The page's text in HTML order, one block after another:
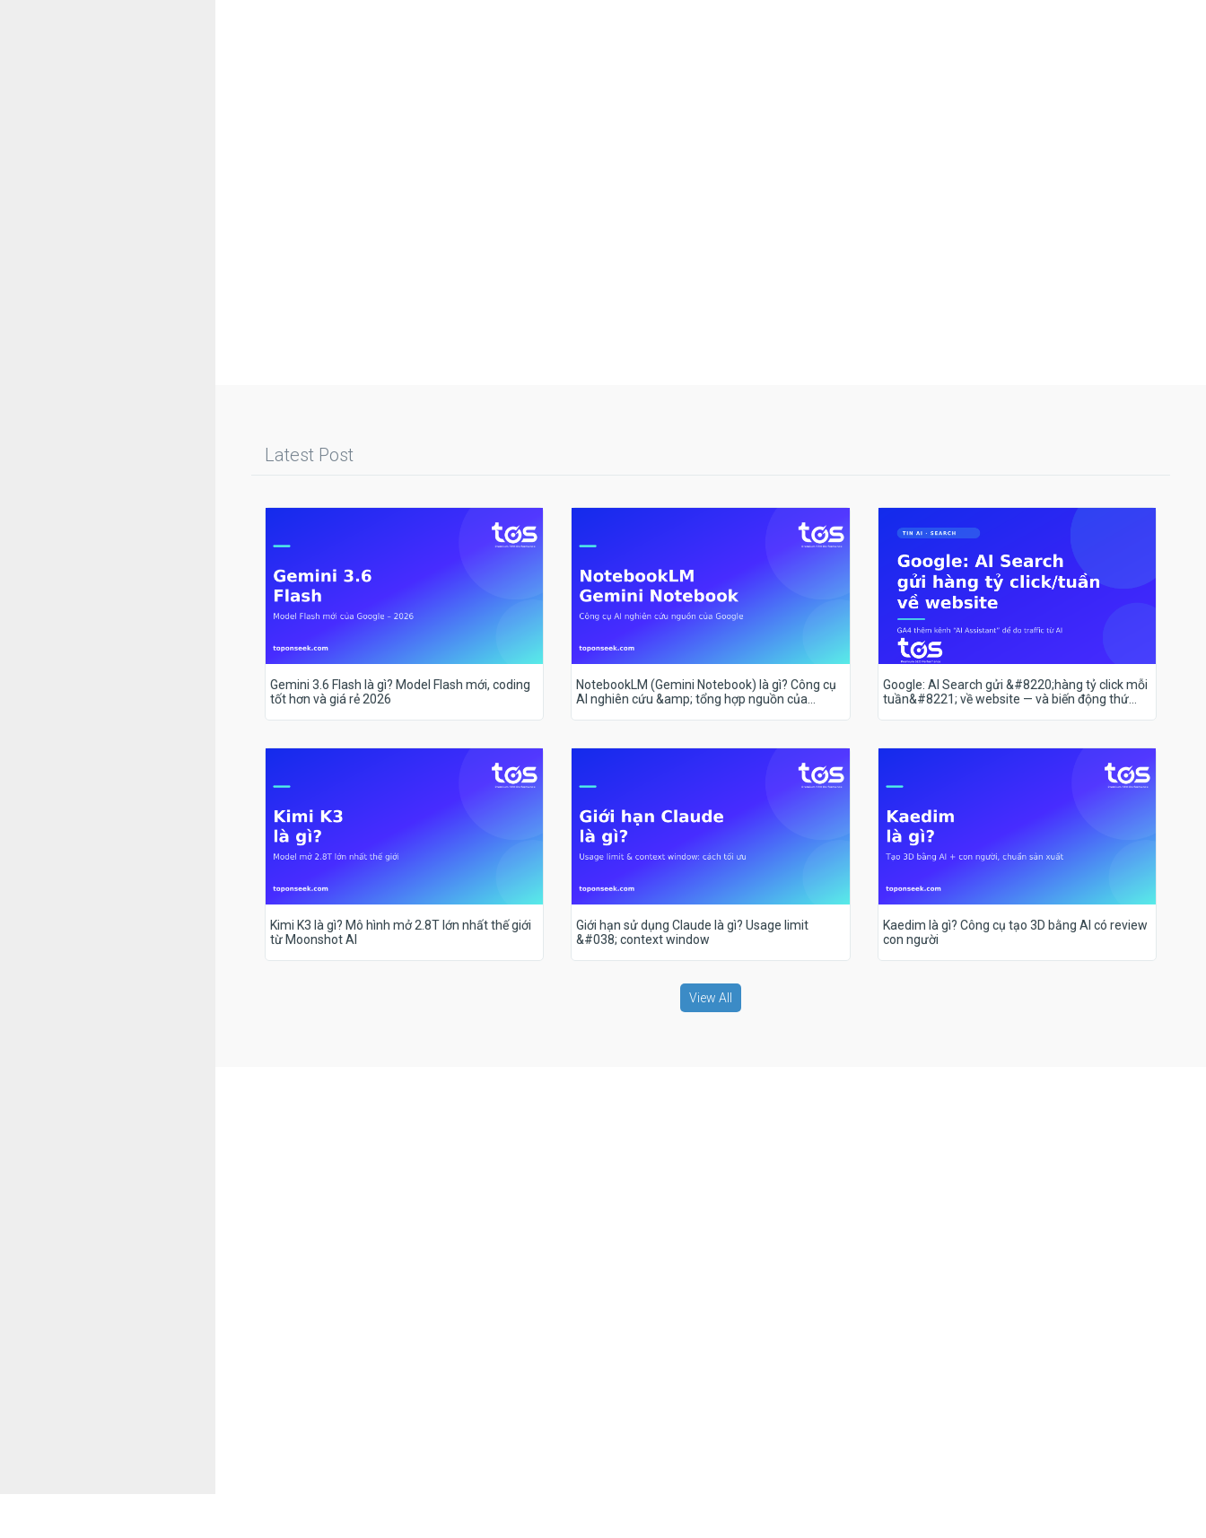
Latest Post
Gemini 3.6 Flash là gì? Model Flash mới, coding
tốt hơn và giá rẻ 2026
NotebookLM (Gemini Notebook) là gì? Công cụ
AI nghiên cứu &amp; tổng hợp nguồn của
Google: AI Search gửi &#8220;hàng tỷ click mỗi
tuần&#8221; về website — và biến động thứ
Kimi K3 là gì? Mô hình mở 2.8T lớn nhất thế giới
từ Moonshot AI
Giới hạn sử dụng Claude là gì? Usage limit
&#038; context window
Kaedim là gì? Công cụ tạo 3D bằng AI có review
con người
View All